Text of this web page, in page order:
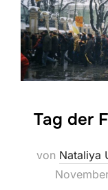
Tag der
von Nataliya